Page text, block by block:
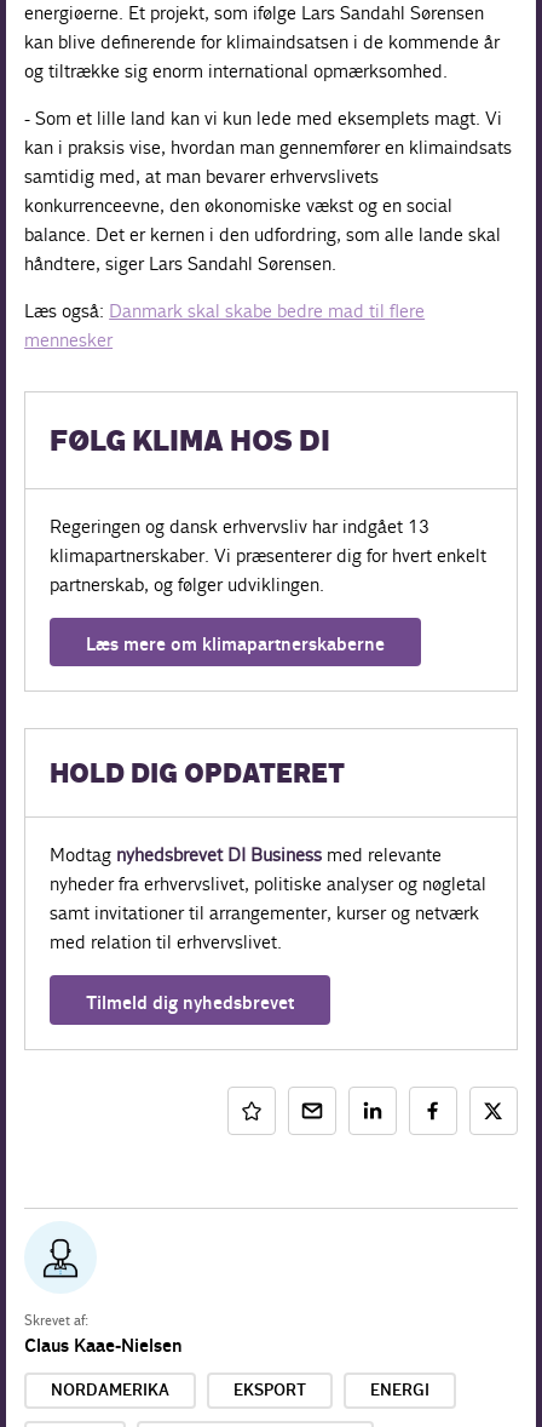
energiøerne. Et projekt, som ifølge Lars Sandahl Sørensen
kan blive definerende for klimaindsatsen i de kommende år
og tiltrække sig enorm international opmærksomhed.
- Som et lille land kan vi kun lede med eksemplets magt. Vi
kan i praksis vise, hvordan man gennemfører en klimaindsats
samtidig med, at man bevarer erhvervslivets
konkurrenceevne, den økonomiske vækst og en social
balance. Det er kernen i den udfordring, som alle lande skal
håndtere, siger Lars Sandahl Sørensen.
Læs også: Danmark skal skabe bedre mad til flere
mennesker
FØLG KLIMA HOS DI
Regeringen og dansk erhvervsliv har indgået 13
klimapartnerskaber. Vi præsenterer dig for hvert enkelt
partnerskab, og følger udviklingen.
Læs mere om klimapartnerskaberne
HOLD DIG OPDATERET
Modtag nyhedsbrevet DI Business med relevante
nyheder fra erhvervslivet, politiske analyser og nøgletal
samt invitationer til arrangementer, kurser og netværk
med relation til erhvervslivet.
Tilmeld dig nyhedsbrevet
Skrevet af:
Claus Kaae-Nielsen
NORDAMERIKA EKSPORT ENERGI